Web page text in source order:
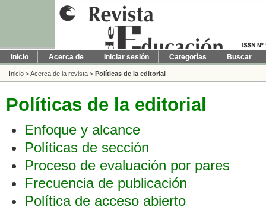
Inicio Acerca de Iniciar sesión Categorías Buscar
Inicio >Acerca de la revista > Políticas de la editorial
Políticas de la editorial
Enfoque y alcance
Políticas de sección
Proceso de evaluación por pares
Frecuencia de publicación
Política de acceso abierto